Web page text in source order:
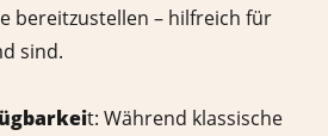
bereitzustellen – hilfreich für
sind.
t: Während klassische